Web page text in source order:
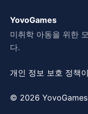
YovoGames
미취학 아동을 위한
다.
개인 정보 보호 정책
© 2026 YovoGames